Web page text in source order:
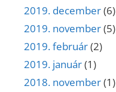
2019. december(6)
2019. november(5)
2019. február(2)
2019. január(1)
2018. november(1)